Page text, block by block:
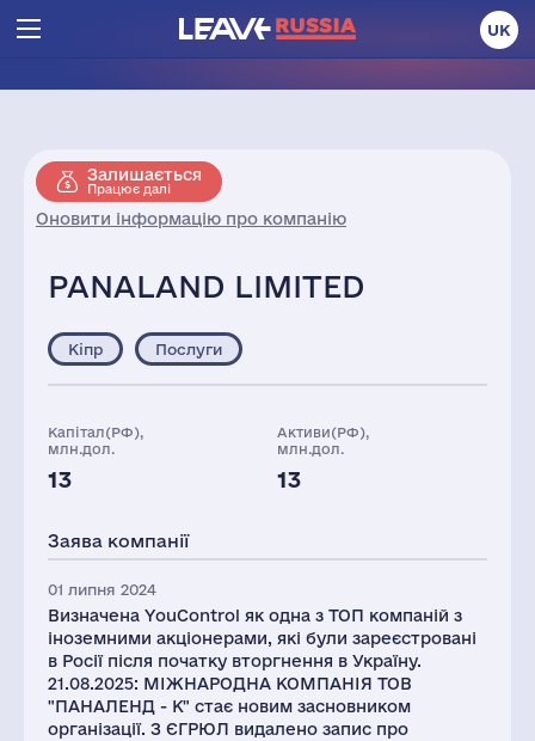
UK
Залишається
Працює далі
Оновити інформацію про компанію
PANALAND LIMITED
Кіпр Послуги
Капітал(РФ),
млн.дол.
13
Активи(РФ),
млн.дол.
13
Заява компанії
01 липня 2024
Визначена YouControl як одна з ТОП компаній з
іноземними акціонерами, які були зареєстровані
в Росії після початку вторгнення в Україну.
21.08.2025: МІЖНАРОДНА КОМПАНІЯ ТОВ
"ПАНАЛЕНД - К" стає новим засновником
організації. З ЄГРЮЛ видалено запис про